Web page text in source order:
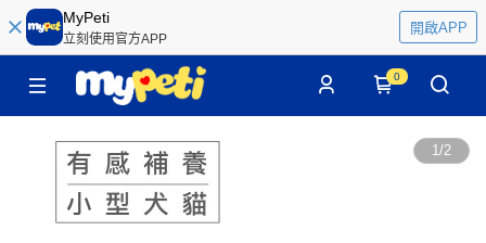
MyPeti
立刻使用官方APP
開啟APP
0
1/2